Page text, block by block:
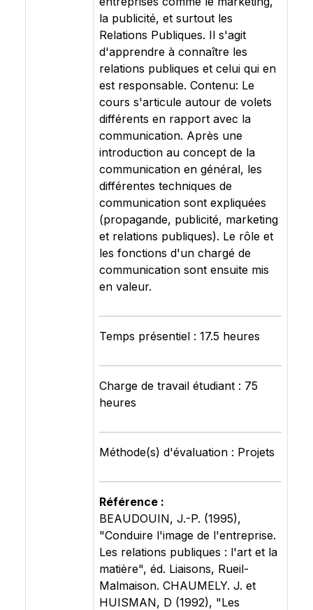
la publicité, et surtout les
Relations Publiques. Il s'agit
d'apprendre à connaître les
relations publiques et celui qui en
est responsable. Contenu: Le
cours s'articule autour de volets
différents en rapport avec la
communication. Après une
introduction au concept de la
communication en général, les
différentes techniques de
communication sont expliquées
(propagande, publicité, marketing
et relations publiques). Le rôle et
les fonctions d'un chargé de
communication sont ensuite mis
en valeur.
Temps présentiel : 17.5 heures
Charge de travail étudiant : 75
heures
Méthode(s) d'évaluation : Projets
Référence :
BEAUDOUIN, J.-P. (1995),
"Conduire l'image de l'entreprise.
Les relations publiques : l'art et la
matière", éd. Liaisons, Rueil-
Malmaison. CHAUMELY. J. et
HUISMAN, D (1992), "Les